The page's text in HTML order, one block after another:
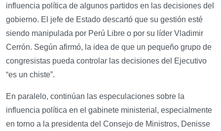
influencia política de algunos partidos en las decisiones del
gobierno. El jefe de Estado descartó que su gestión esté
siendo manipulada por Perú Libre o por su líder Vladimir
Cerrón. Según afirmó, la idea de que un pequeño grupo de
congresistas pueda controlar las decisiones del Ejecutivo
“es un chiste”.
En paralelo, continúan las especulaciones sobre la
influencia política en el gabinete ministerial, especialmente
en torno a la presidenta del Consejo de Ministros, Denisse